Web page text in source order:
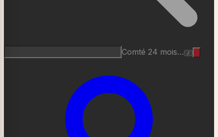
Comté 24 mois… /